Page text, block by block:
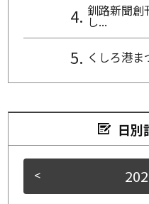
釧路新聞創
し...
くしろ港ま
日別
<